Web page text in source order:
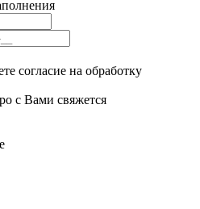
согласие на обработку
с Вами свяжется